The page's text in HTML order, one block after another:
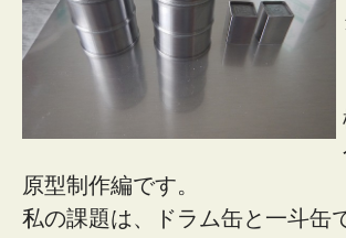
原型制作編です。
私の課題は、ドラム缶と一斗缶